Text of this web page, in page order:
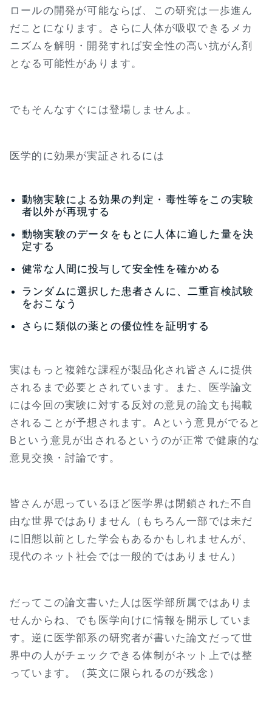
ロールの開発が可能ならば、この研究は一歩進ん
だことになります。さらに人体が吸収できるメカ
ニズムを解明・開発すれば安全性の高い抗がん剤
となる可能性があります。
でもそんなすぐには登場しませんよ。
医学的に効果が実証されるには
動物実験による効果の判定・毒性等をこの実験
者以外が再現する
動物実験のデータをもとに人体に適した量を決
定する
健常な人間に投与して安全性を確かめる
ランダムに選択した患者さんに、二重盲検試験
をおこなう
さらに類似の薬との優位性を証明する
実はもっと複雑な課程が製品化され皆さんに提供
されるまで必要とされています。また、医学論文
には今回の実験に対する反対の意見の論文も掲載
されることが予想されます。Aという意見がでると
Bという意見が出されるというのが正常で健康的な
意見交換・討論です。
皆さんが思っているほど医学界は閉鎖された不自
由な世界ではありません（もちろん一部では未だ
に旧態以前とした学会もあるかもしれませんが、
現代のネット社会では一般的ではありません）
だってこの論文書いた人は医学部所属ではありま
せんからね、でも医学向けに情報を開示していま
す。逆に医学部系の研究者が書いた論文だって世
界中の人がチェックできる体制がネット上では整
っています。（英文に限られるのが残念）